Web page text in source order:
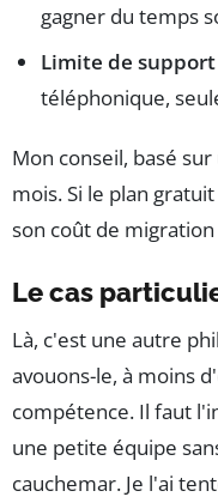
gagner du temps
Limite de support
téléphonique,
Mon conseil, basé
mois. Si le plan
son coût de
Le cas
Là, c'est une autre
avouons-le, à moins
compétence. Il faut
une petite équipe
cauchemar. Je l'ai